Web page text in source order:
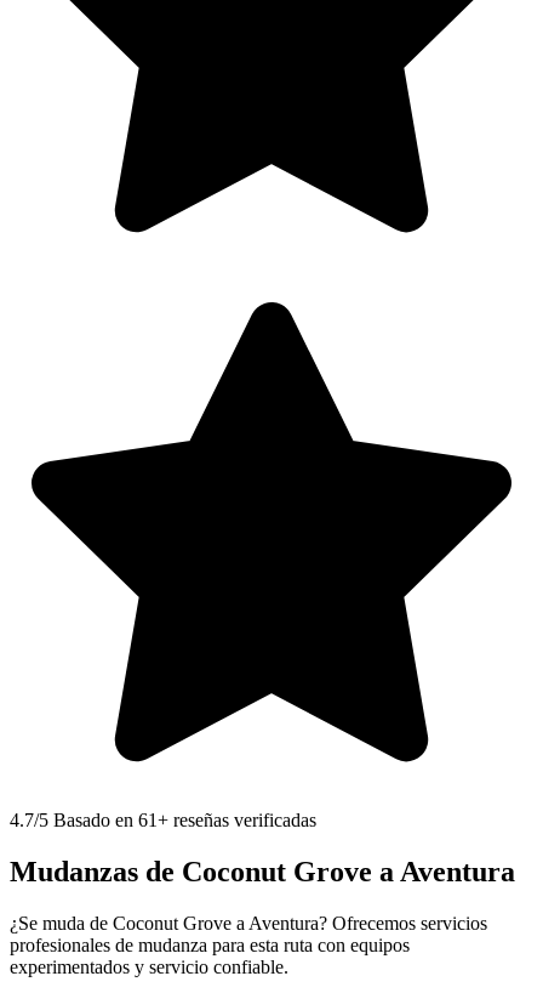
4.7/5 Basado en 61+ reseñas verificadas
Mudanzas de Coconut Grove a Aventura
¿Se muda de Coconut Grove a Aventura? Ofrecemos servicios
profesionales de mudanza para esta ruta con equipos
experimentados y servicio confiable.